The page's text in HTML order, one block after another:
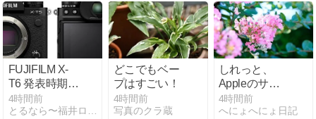
市
FUJIFILM X-
T6 発表時期が
9月上旬から
延期された？
4時間前
どこでもベー
プはすごい！
4時間前
写真のクラ蔵
しれっと、
Appleのサブ
スクも値上が
り。
4時間前
へにょへにょ日記